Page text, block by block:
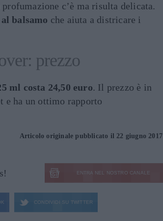
c’è ma risulta delicata.
balsamo che aiuta a districare i
prezzo
ml costa 24,50 euro. Il prezzo è in
e ha un ottimo rapporto
Articolo originale pubblicato il 22 giugno 2017
ENTRA NEL NOSTRO CANALE
CONDIVIDI SU TWITTER